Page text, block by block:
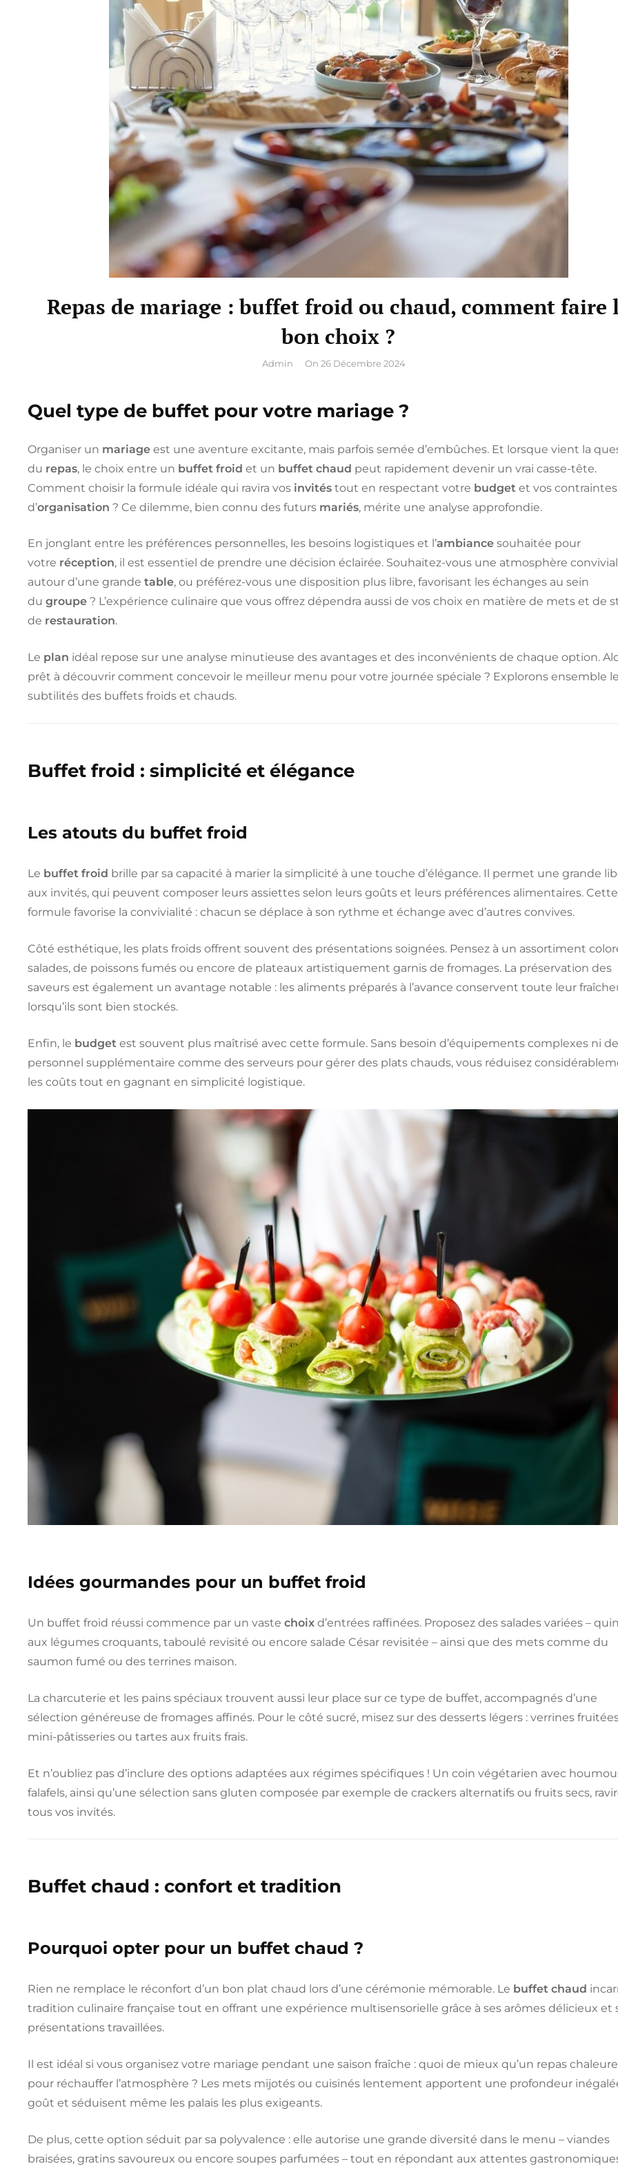
Repas de mariage : buffet froid ou chaud, comment faire
bon choix ?
By
Admin On 26 Décembre 2024
Quel type de buffet pour votre mariage ?
Organiser un mariage est une aventure excitante, mais parfois semée d’embûches. Et lorsque vient la
du repas, le choix entre un buffet froid et un buffet chaud peut rapidement devenir un vrai casse-tête.
Comment choisir la formule idéale qui ravira vos invités tout en respectant votre budget et vos contraintes
d’organisation ? Ce dilemme, bien connu des futurs mariés, mérite une analyse approfondie.
En jonglant entre les préférences personnelles, les besoins logistiques et l’ambiance souhaitée pour
votre réception, il est essentiel de prendre une décision éclairée. Souhaitez-vous une atmosphère
autour d’une grande table, ou préférez-vous une disposition plus libre, favorisant les échanges au sein
du groupe ? L’expérience culinaire que vous offrez dépendra aussi de vos choix en matière de mets et de
de restauration.
Le plan idéal repose sur une analyse minutieuse des avantages et des inconvénients de chaque option.
prêt à découvrir comment concevoir le meilleur menu pour votre journée spéciale ? Explorons ensemble
subtilités des buffets froids et chauds.
Buffet froid : simplicité et élégance
Les atouts du buffet froid
Le buffet froid brille par sa capacité à marier la simplicité à une touche d’élégance. Il permet une grande
aux invités, qui peuvent composer leurs assiettes selon leurs goûts et leurs préférences alimentaires. Cette
formule favorise la convivialité : chacun se déplace à son rythme et échange avec d’autres convives.
Côté esthétique, les plats froids offrent souvent des présentations soignées. Pensez à un assortiment
salades, de poissons fumés ou encore de plateaux artistiquement garnis de fromages. La préservation des
saveurs est également un avantage notable : les aliments préparés à l’avance conservent toute leur
lorsqu’ils sont bien stockés.
Enfin, le budget est souvent plus maîtrisé avec cette formule. Sans besoin d’équipements complexes ni de
personnel supplémentaire comme des serveurs pour gérer des plats chauds, vous réduisez
les coûts tout en gagnant en simplicité logistique.
Idées gourmandes pour un buffet froid
Un buffet froid réussi commence par un vaste choix d’entrées raffinées. Proposez des salades variées –
aux légumes croquants, taboulé revisité ou encore salade César revisitée – ainsi que des mets comme du
saumon fumé ou des terrines maison.
La charcuterie et les pains spéciaux trouvent aussi leur place sur ce type de buffet, accompagnés d’une
sélection généreuse de fromages affinés. Pour le côté sucré, misez sur des desserts légers : verrines
mini-pâtisseries ou tartes aux fruits frais.
Et n’oubliez pas d’inclure des options adaptées aux régimes spécifiques ! Un coin végétarien avec
falafels, ainsi qu’une sélection sans gluten composée par exemple de crackers alternatifs ou fruits secs,
tous vos invités.
Buffet chaud : confort et tradition
Pourquoi opter pour un buffet chaud ?
Rien ne remplace le réconfort d’un bon plat chaud lors d’une cérémonie mémorable. Le buffet chaud
tradition culinaire française tout en offrant une expérience multisensorielle grâce à ses arômes délicieux et
présentations travaillées.
Il est idéal si vous organisez votre mariage pendant une saison fraîche : quoi de mieux qu’un repas
pour réchauffer l’atmosphère ? Les mets mijotés ou cuisinés lentement apportent une profondeur
goût et séduisent même les palais les plus exigeants.
De plus, cette option séduit par sa polyvalence : elle autorise une grande diversité dans le menu – viandes
braisées, gratins savoureux ou encore soupes parfumées – tout en répondant aux attentes